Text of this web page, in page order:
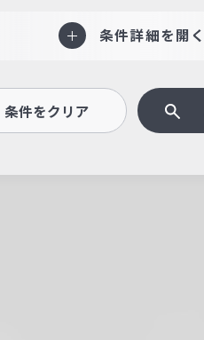
条件詳細を開く
条件をクリア